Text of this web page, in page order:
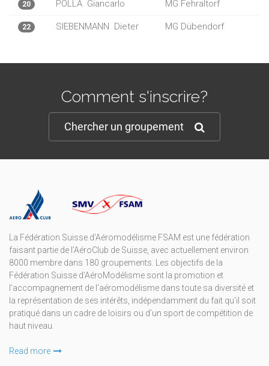
20 POLLA Giancarlo MG Fehraltorf
22 SIEBENMANN Dieter MG Dübendorf
Comment s'inscrire?
Chercher un groupement
La Fédération Suisse d’Aéromodélisme FSAM est une fédération
faisant partie de l’AéroClub de Suisse, avec actuellement environ
8000 membre dans 180 groupements. Les objectifs de la
Fédération Suisse d’AéroModélisme sont la promotion et
l’accompagnement de l’aéromodélisme dans toute sa diversité et
la représentation de ses intérêts, indépendamment du fait qu’il soit
pratiqué dans un cadre de loisirs ou d’un sport de compétition de
haut niveau.
Read more